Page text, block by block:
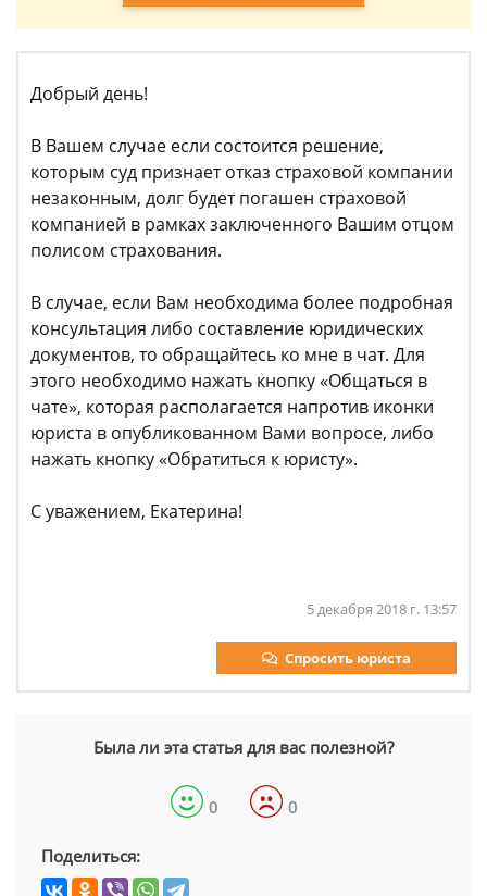
Добрый день!
В Вашем случае если состоится решение,
которым суд признает отказ страховой компании
незаконным, долг будет погашен страховой
компанией в рамках заключенного Вашим отцом
полисом страхования.
В случае, если Вам необходима более подробная
консультация либо составление юридических
документов, то обращайтесь ко мне в чат. Для
этого необходимо нажать кнопку «Общаться в
чате», которая располагается напротив иконки
юриста в опубликованном Вами вопросе, либо
нажать кнопку «Обратиться к юристу».
С уважением, Екатерина!
5 декабря 2018 г. 13:57
Спросить юриста
Была ли эта статья для вас полезной?
0 0
Поделиться: